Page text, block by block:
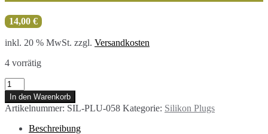
14,00 €
inkl. 20 % MwSt. zzgl. Versandkosten
4 vorrätig
Silikon-
Plug
16mm
Menge
In den Warenkorb
Artikelnummer: SIL-PLU-058 Kategorie: Silikon Plugs
Beschreibung